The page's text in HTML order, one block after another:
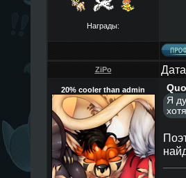
Награды:
ZiPo
20% cooler than admin
Я